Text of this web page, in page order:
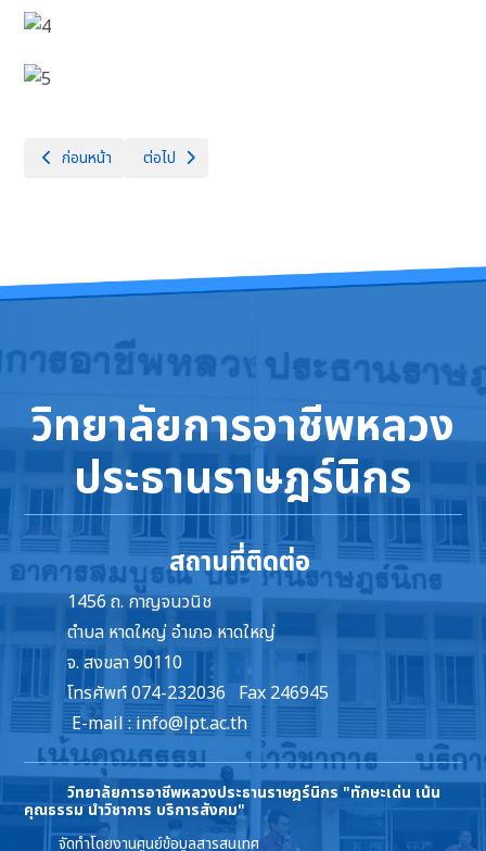
เนื้อหาก่อนหน้า: ตารางเรียน ตาราสอนนักเรียน ภาคเรียนที่ 1 ประจำปีการศึ
ก่อนหน้า เนื้อหาถัดไป: ประกาศราชื่อนักเรียน มีสิทธิ์เข้ารับการคัดเ
ต่อไป
วิทยาลัยการอาชีพหลวง
ประธานราษฎร์นิกร
สถานที่ติดต่อ
1456 ถ. กาญจนวนิช
ตำบล หาดใหญ่ อำเภอ หาดใหญ่
จ. สงขลา 90110
โทรศัพท์ 074-232036 Fax 246945
E-mail : info@lpt.ac.th
วิทยาลัยการอาชีพหลวงประธานราษฎร์นิกร "ทักษะเด่น เน้น
คุณธรรม นำวิชาการ บริการสังคม"
จัดทำโดยงานศูนย์ข้อมูลสารสนเทศ